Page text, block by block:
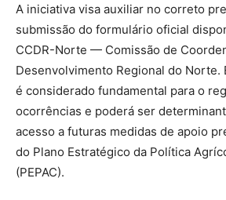
A iniciativa visa auxiliar no correto
submissão do formulário oficial
CCDR-Norte — Comissão de
Desenvolvimento Regional do Norte.
é considerado fundamental para o
ocorrências e poderá ser
acesso a futuras medidas de apoio
do Plano Estratégico da Política
(PEPAC).